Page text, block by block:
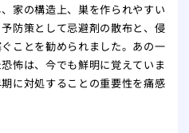
家の構造上、巣を作られやすい
防策として忌避剤の散布と、侵
ことを勧められました。あの一
怖は、今でも鮮明に覚えていま
に対処することの重要性を痛感